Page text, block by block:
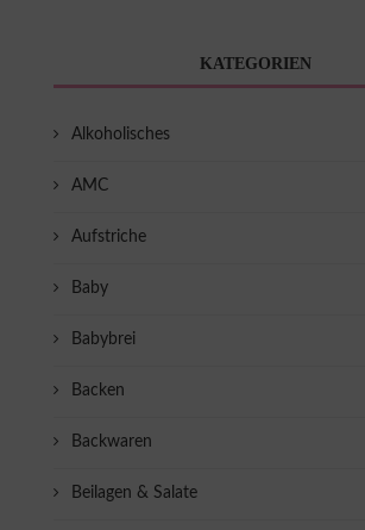
KATEGORIEN
Alkoholisches
AMC
Aufstriche
Baby
Babybrei
Backen
Backwaren
Beilagen & Salate